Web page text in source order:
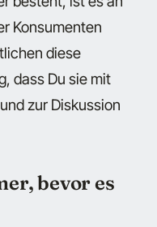
Konsumenten
diese
dass Du sie mit
zur Diskussion
bevor es